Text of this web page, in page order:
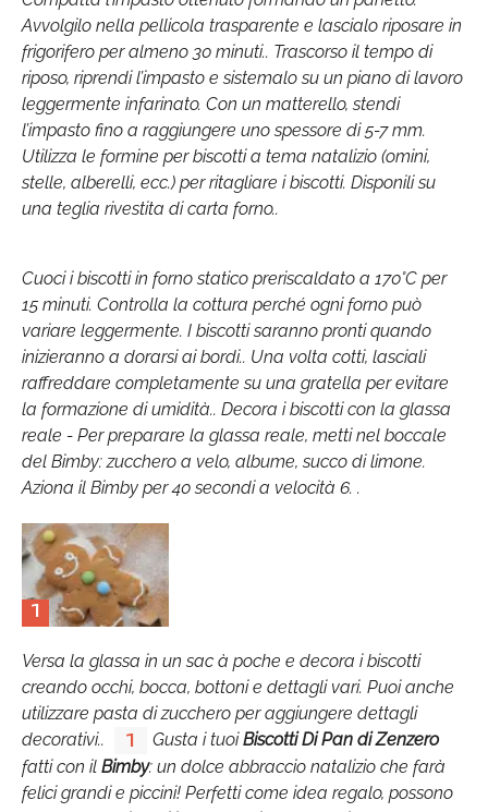
Avvolgilo nella pellicola trasparente e lascialo riposare in
frigorifero per almeno 30 minuti.. Trascorso il tempo di
riposo, riprendi l’impasto e sistemalo su un piano di lavoro
leggermente infarinato. Con un matterello, stendi
l’impasto fino a raggiungere uno spessore di 5-7 mm.
Utilizza le formine per biscotti a tema natalizio (omini,
stelle, alberelli, ecc.) per ritagliare i biscotti. Disponili su
una teglia rivestita di carta forno..
Cuoci i biscotti in forno statico preriscaldato a 170°C per
15 minuti. Controlla la cottura perché ogni forno può
variare leggermente. I biscotti saranno pronti quando
inizieranno a dorarsi ai bordi.. Una volta cotti, lasciali
raffreddare completamente su una gratella per evitare
la formazione di umidità.. Decora i biscotti con la glassa
reale - Per preparare la glassa reale, metti nel boccale
del Bimby: zucchero a velo, albume, succo di limone.
Aziona il Bimby per 40 secondi a velocità 6. .
1
Versa la glassa in un sac à poche e decora i biscotti
creando occhi, bocca, bottoni e dettagli vari. Puoi anche
utilizzare pasta di zucchero per aggiungere dettagli
decorativi..
1 Gusta i tuoiBiscotti Di Pan di Zenzero
fatti con il Bimby: un dolce abbraccio natalizio che farà
felici grandi e piccini! Perfetti come idea regalo, possono